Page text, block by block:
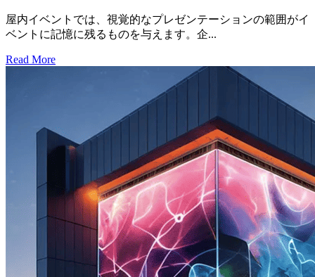
屋内イベントでは、視覚的なプレゼンテーションの範囲がイ
ベントに記憶に残るものを与えます。企...
Read More